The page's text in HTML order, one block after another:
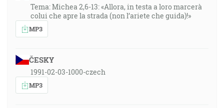
Tema: Michea 2,6-13: «Allora, in testa a loro marcerà
colui che apre la strada (non l’ariete che guida)!»
MP3
ČESKY
1991-02-03-1000-czech
MP3